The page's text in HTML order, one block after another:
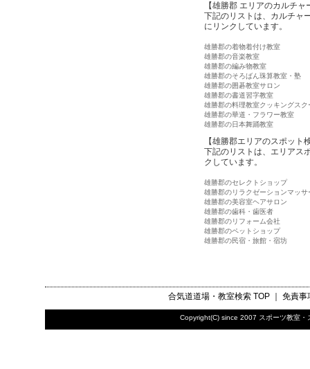
【雄勝郡 エリアのカルチ
下記のリストは、カルチャ
にリンクしています。
雄勝郡の着物着付け教室
雄勝郡の音楽教室
雄勝郡の編み物教室
雄勝郡のそろばん珠算教室・塾
雄勝郡の囲碁教室サロン
雄勝郡の書道習字教室
雄勝郡の料理教室クッキングスク
雄勝郡の華道・フラワー教室
雄勝郡の日本舞踊教室
【雄勝郡エリアのスポット
下記のリストは、エリアス
クしています。
雄勝郡のセレクトショップ
雄勝郡のリラクゼーションマッサ
雄勝郡の美容室ヘアサロン
雄勝郡の歯科・歯医者
雄勝郡のリフォーム会社
雄勝郡のペットショップ
雄勝郡の民宿・旅館・宿坊
合気道道場・教室検索TOP ｜ 免責事
Copyright(C) since 2007 スポーツ教室・